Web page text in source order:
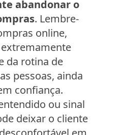
abandonar o
. Lembre-
online,
da rotina de
pessoas, ainda
confiança.
ou sinal
deixar o cliente